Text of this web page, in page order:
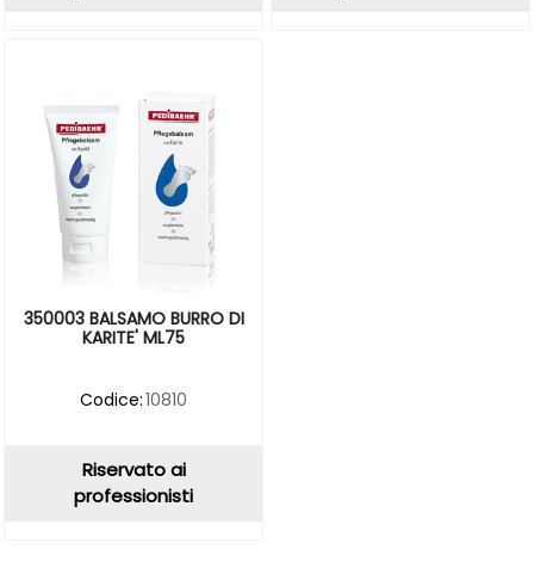
350003 BALSAMO BURRO DI
KARITE' ML75
Codice:10810
Riservato ai
professionisti